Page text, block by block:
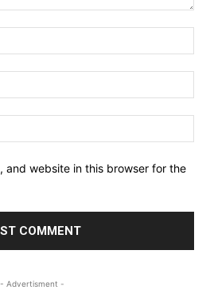
and website in this browser for the
- Advertisment -